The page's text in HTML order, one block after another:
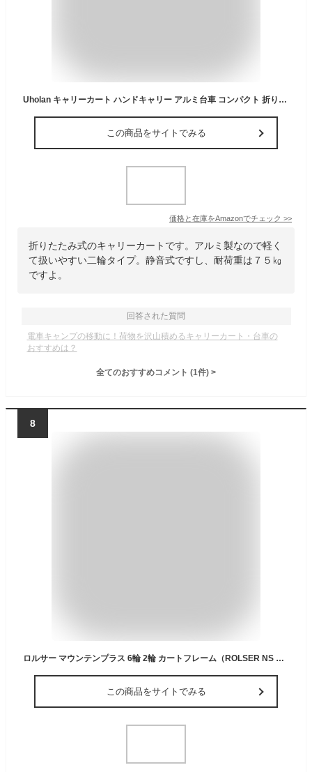
Uholan キャリーカート ハンドキャリー アルミ台車 コンパクト 折りたたみ式カート 軽量（39×28㎝）耐荷重75kg 運搬キャリー 折りたたみ階段台車 2輪キャリーカート 高さ調節 静音 キャンプ 釣り アウトドア 引っ越し 災害時 買い物 旅行 固定ロープ2本付きアルミニウム合金
この商品をサイトでみる
価格と在庫をAmazonでチェック >>
折りたたみ式のキャリーカートです。アルミ製なので軽く
て扱いやすい二輪タイプ。静音式ですし、耐荷重は７５㎏
ですよ。
回答された質問
電車キャンプの移動に！荷物を沢山積めるキャリーカート・台車の
おすすめは？
全てのおすすめコメント (1件) >
8
ロルサー マウンテンプラス 6輪 2輪 カートフレーム（ROLSER NS MOUNTAIN PLUS ＋ ショッピングカート マウンテン＋ 2WAY キャリーカート 買い物 アウトドア お買い物カート 軽量）【送料無料 ポイント12倍】【2月6迄】【ASU】
この商品をサイトでみる